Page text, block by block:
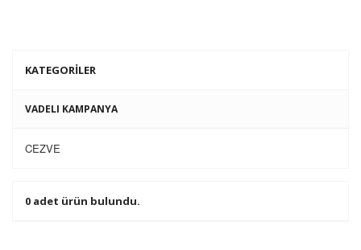
KATEGORİLER
VADELI KAMPANYA
CEZVE
0 adet ürün bulundu.